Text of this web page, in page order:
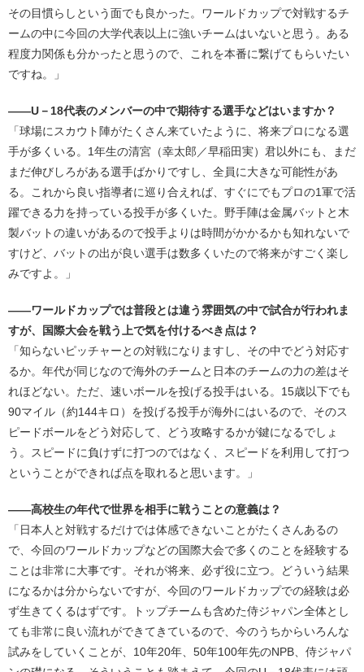
その目慣らしという面でも良かった。ワールドカップで対戦するチ
ームの中に今回の大学代表以上に強いチームはいないと思う。ある
程度力関係も分かったと思うので、これを本番に繋げてもらいたい
ですね。」
――U－18代表のメンバーの中で期待する選手などはいますか？
「球場にスカウト陣がたくさん来ていたように、将来プロになる選
手が多くいる。1年生の清宮（幸太郎／早稲田実）君以外にも、まだ
まだ伸びしろがある選手ばかりですし、全員に大きな可能性があ
る。これから良い指導者に巡り合えれば、すぐにでもプロの1軍で活
躍できる力を持っている投手が多くいた。野手陣は金属バットと木
製バットの違いがあるので投手よりは時間がかかるかも知れないで
すけど、バットの出が良い選手は数多くいたので将来がすごく楽し
みですよ。」
――ワールドカップでは普段とは違う雰囲気の中で試合が行われま
すが、国際大会を戦う上で気を付けるべき点は？
「知らないピッチャーとの対戦になりますし、その中でどう対応す
るか。年代が同じなので海外のチームと日本のチームの力の差はそ
れほどない。ただ、速いボールを投げる投手はいる。15歳以下でも
90マイル（約144キロ）を投げる投手が海外にはいるので、そのス
ピードボールをどう対応して、どう攻略するかが鍵になるでしょ
う。スピードに負けずに打つのではなく、スピードを利用して打つ
ということができれば点を取れると思います。」
――高校生の年代で世界を相手に戦うことの意義は？
「日本人と対戦するだけでは体感できないことがたくさんあるの
で、今回のワールドカップなどの国際大会で多くのことを経験する
ことは非常に大事です。それが将来、必ず役に立つ。どういう結果
になるかは分からないですが、今回のワールドカップでの経験は必
ず生きてくるはずです。トップチームも含めた侍ジャパン全体とし
ても非常に良い流れができてきているので、今のうちからいろんな
試みをしていくことが、10年20年、50年100年先のNPB、侍ジャパ